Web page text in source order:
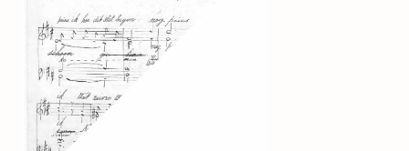
contact
mijn account